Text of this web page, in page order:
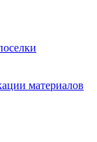
материалов